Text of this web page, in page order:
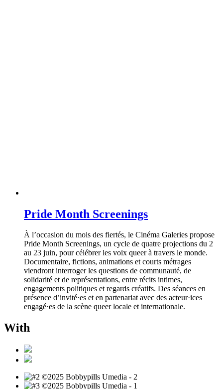
Pride Month Screenings
À l’occasion du mois des fiertés, le Cinéma Galeries propose
Pride Month Screenings, un cycle de quatre projections du 2
au 23 juin, pour célébrer les voix queer à travers le monde.
Documentaire, fictions, animations et courts métrages
viendront interroger les questions de communauté, de
solidarité et de représentations, entre récits intimes,
engagements politiques et regards créatifs. Des séances en
présence d’invité·es et en partenariat avec des acteur·ices
engagé·es de la scène queer locale et internationale.
With